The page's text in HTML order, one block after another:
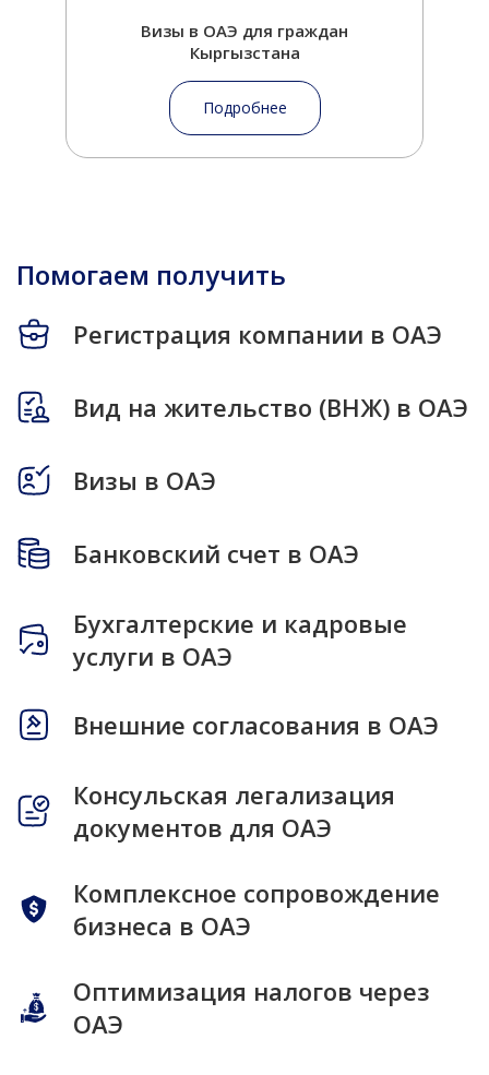
Визы в ОАЭ для граждан
Кыргызстана
Подробнее
Помогаем получить
Регистрация компании в ОАЭ
Вид на жительство (ВНЖ) в ОАЭ
Визы в ОАЭ
Банковский счет в ОАЭ
Бухгалтерские и кадровые
услуги в ОАЭ
Внешние согласования в ОАЭ
Консульская легализация
документов для ОАЭ
Комплексное сопровождение
бизнеса в ОАЭ
Оптимизация налогов через
ОАЭ